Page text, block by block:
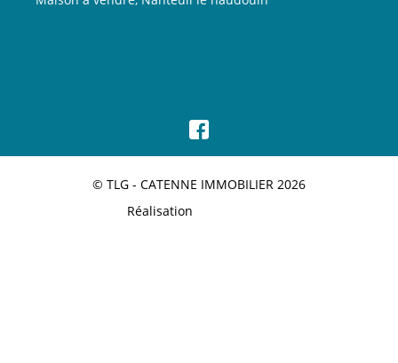
© TLG - CATENNE IMMOBILIER 2026
Réalisation